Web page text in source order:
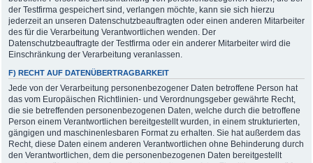
der Testfirma gespeichert sind, verlangen möchte, kann sie sich hierzu
jederzeit an unseren Datenschutzbeauftragten oder einen anderen Mitarbeiter
des für die Verarbeitung Verantwortlichen wenden. Der
Datenschutzbeauftragte der Testfirma oder ein anderer Mitarbeiter wird die
Einschränkung der Verarbeitung veranlassen.
F) RECHT AUF DATENÜBERTRAGBARKEIT
Jede von der Verarbeitung personenbezogener Daten betroffene Person hat
das vom Europäischen Richtlinien- und Verordnungsgeber gewährte Recht,
die sie betreffenden personenbezogenen Daten, welche durch die betroffene
Person einem Verantwortlichen bereitgestellt wurden, in einem strukturierten,
gängigen und maschinenlesbaren Format zu erhalten. Sie hat außerdem das
Recht, diese Daten einem anderen Verantwortlichen ohne Behinderung durch
den Verantwortlichen, dem die personenbezogenen Daten bereitgestellt